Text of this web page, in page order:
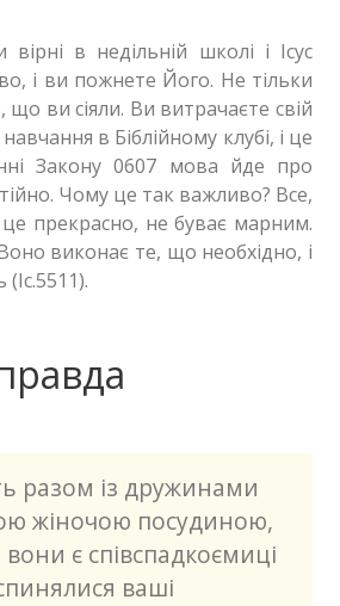
в недільній школі і Ісус
і ви пожнете Його. Не тільки
що ви сіяли. Ви витрачаєте свій
в Біблійному клубі, і це
Закону 0607 мова йде про
Чому це так важливо? Все,
прекрасно, не буває марним.
виконає те, що необхідно, і
разом із дружинами
жіночою посудиною,
є співспадкоємиці
ваші